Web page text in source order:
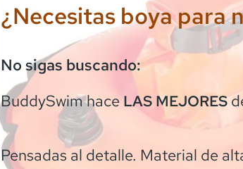
¿Necesitas boya para
No sigas buscando:
BuddySwimhaceLAS MEJORES
Pensadas al detalle. Material de